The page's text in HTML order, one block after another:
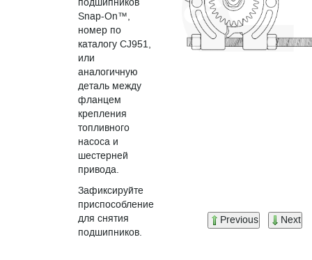
Snap-On™,
номер по
каталогу CJ951,
или
аналогичную
деталь между
фланцем
крепления
топливного
насоса и
шестерней
привода.
Зафиксируйте
приспособление
для снятия
подшипников.
Previous Next